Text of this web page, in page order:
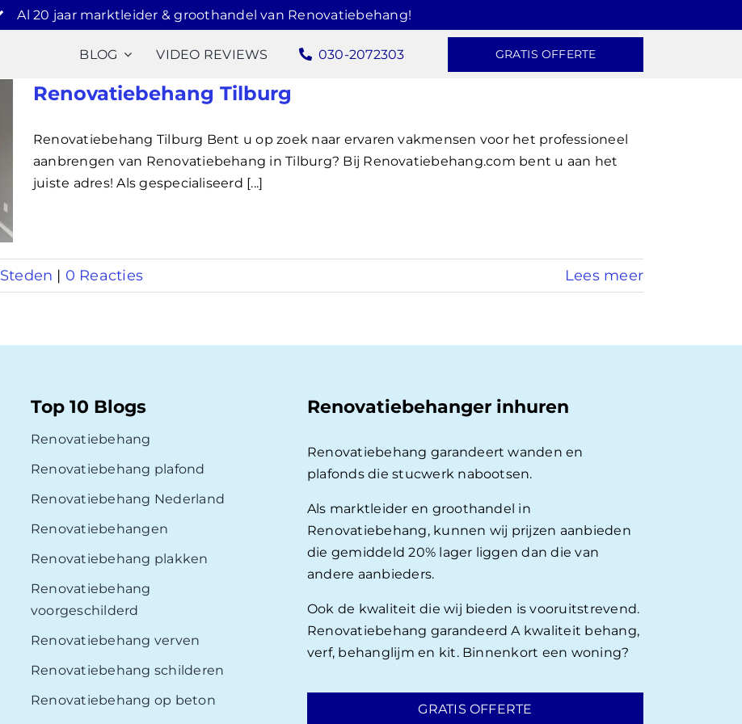
Al 20 jaar marktleider & groothandel van Renovatiebehang!
BLOG VIDEO REVIEWS 030-2072303 GRATIS OFFERTE
Renovatiebehang Tilburg
Renovatiebehang Tilburg Bent u op zoek naar ervaren vakmensen voor het professioneel
aanbrengen van Renovatiebehang in Tilburg? Bij Renovatiebehang.com bent u aan het
juiste adres! Als gespecialiseerd [...]
Steden | 0 Reacties Lees meer
Top 10 Blogs
Renovatiebehang
Renovatiebehang plafond
Renovatiebehang Nederland
Renovatiebehangen
Renovatiebehang plakken
Renovatiebehang
voorgeschilderd
Renovatiebehang verven
Renovatiebehang schilderen
Renovatiebehang op beton
Renovatiebehanger inhuren
Renovatiebehang garandeert wanden en
plafonds die stucwerk nabootsen.
Als marktleider en groothandel in
Renovatiebehang, kunnen wij prijzen aanbieden
die gemiddeld 20% lager liggen dan die van
andere aanbieders.
Ook de kwaliteit die wij bieden is vooruitstrevend.
Renovatiebehang garandeerd A kwaliteit behang,
verf, behanglijm en kit. Binnenkort een woning?
GRATIS OFFERTE